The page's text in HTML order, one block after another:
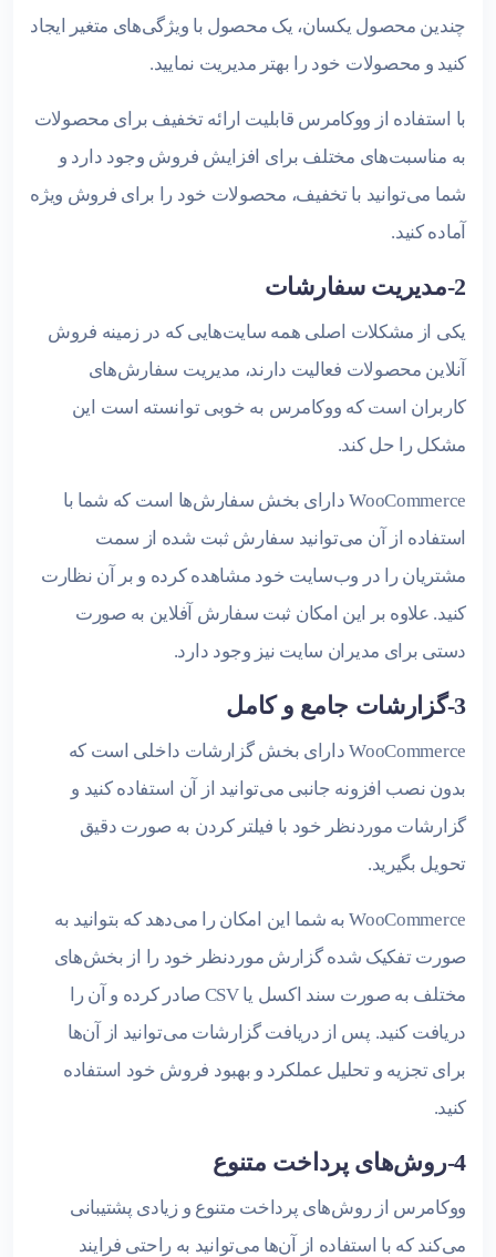
چندین محصول یکسان، یک محصول با ویژگی‌های متغیر ایجاد
کنید و محصولات خود را بهتر مدیریت نمایید.
با استفاده از ووکامرس قابلیت ارائه تخفیف برای محصولات
به مناسبت‌های مختلف برای افزایش فروش وجود دارد و
شما می‌توانید با تخفیف، محصولات خود را برای فروش ویژه
آماده کنید.
2-مدیریت سفارشات
یکی از مشکلات اصلی همه سایت‌هایی که در زمینه فروش
آنلاین محصولات فعالیت دارند، مدیریت سفارش‌های
کاربران است که ووکامرس به خوبی توانسته است این
مشکل را حل کند.
WooCommerce دارای بخش سفارش‌ها است که شما با
استفاده از آن می‌توانید سفارش ثبت شده از سمت
مشتریان را در وب‌سایت خود مشاهده کرده و بر آن نظارت
کنید. علاوه بر این امکان ثبت سفارش آفلاین به صورت
دستی برای مدیران سایت نیز وجود دارد.
3-گزارشات جامع و کامل
WooCommerce دارای بخش گزارشات داخلی است که
بدون نصب افزونه جانبی می‌توانید از آن استفاده کنید و
گزارشات موردنظر خود با فیلتر کردن به صورت دقیق
تحویل بگیرید.
WooCommerce به شما این امکان را می‌دهد که بتوانید به
صورت تفکیک شده گزارش موردنظر خود را از بخش‌های
مختلف به صورت سند اکسل یا CSV صادر کرده و آن را
دریافت کنید. پس از دریافت گزارشات می‌توانید از آن‌ها
برای تجزیه و تحلیل عملکرد و بهبود فروش خود استفاده
کنید.
4-روش‌های پرداخت متنوع
ووکامرس از روش‌های پرداخت متنوع و زیادی پشتیبانی
می‌کند که با استفاده از آن‌ها می‌توانید به راحتی فرایند